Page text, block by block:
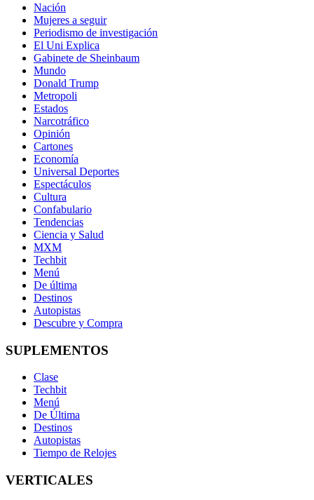
Nación
Mujeres a seguir
Periodismo de investigación
El Uni Explica
Gabinete de Sheinbaum
Mundo
Donald Trump
Metropoli
Estados
Narcotráfico
Opinión
Cartones
Economía
Universal Deportes
Espectáculos
Cultura
Confabulario
Tendencias
Ciencia y Salud
MXM
Techbit
Menú
De última
Destinos
Autopistas
Descubre y Compra
SUPLEMENTOS
Clase
Techbit
Menú
De Última
Destinos
Autopistas
Tiempo de Relojes
VERTICALES